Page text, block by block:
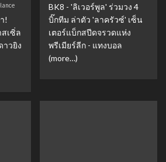
!
เซิ่ล
าวยิง
BK8 - 'ลิเวอร์พูล' ร่วมวง 4
บิ๊กทีม ล่าตัว 'ลาครัวซ์' เซ็น
เตอร์แบ็กสปีดจรวดแห่ง
พรีเมียร์ลีก - แทงบอล
(more…)